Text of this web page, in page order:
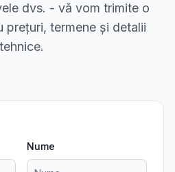
dvs. - vă vom trimite o
prețuri, termene și detalii
tehnice.
Nume